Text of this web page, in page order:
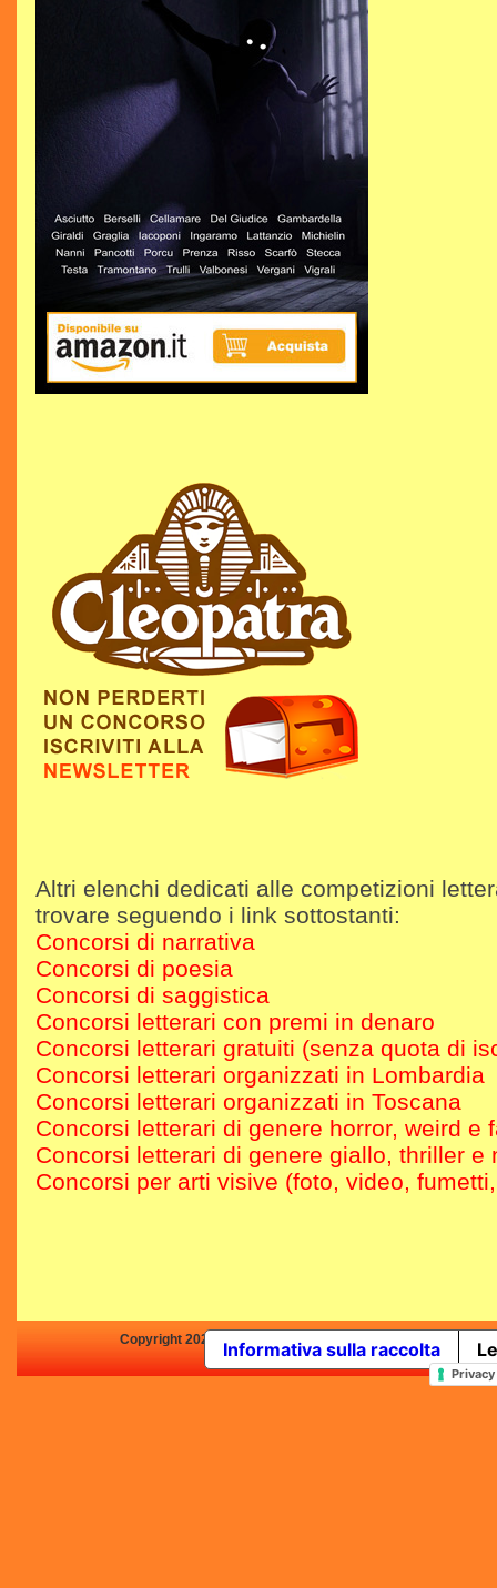
Altri elenchi dedicati alle competizioni
trovare seguendo i link sottostanti:
Concorsi di narrativa
Concorsi di poesia
Concorsi di saggistica
Concorsi letterari con premi in denaro
Concorsi letterari gratuiti (senza quota di
Concorsi letterari organizzati in Lombardia
Concorsi letterari organizzati in Toscana
Concorsi letterari di genere horror, weird e
Concorsi letterari di genere giallo, thriller e
Concorsi per arti visive (foto, video,
Copyright 2025 by Concorsi-Letterari.it - P.IVA
In qualità di Affiliato
Informativa sulla raccolta